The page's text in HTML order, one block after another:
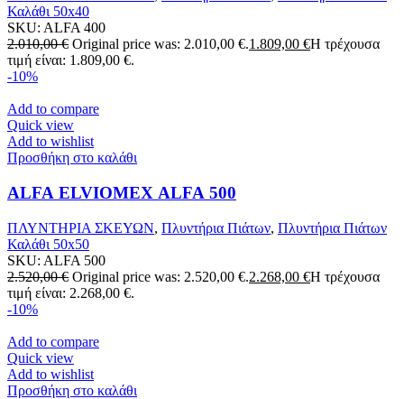
Καλάθι 50x40
SKU: ALFA 400
2.010,00€ Original price was: 2.010,00 €.1.809,00 €Η τρέχουσα
τιμή είναι: 1.809,00 €.
-10%
Add to compare
Quick view
Add to wishlist
Προσθήκη στο καλάθι
ALFA ELVIOMEX ALFA 500
ΠΛΥΝΤΗΡΙΑ ΣΚΕΥΩΝ, Πλυντήρια Πιάτων, Πλυντήρια Πιάτων
Καλάθι 50x50
SKU: ALFA 500
2.520,00€ Original price was: 2.520,00 €.2.268,00 €Η τρέχουσα
τιμή είναι: 2.268,00 €.
-10%
Add to compare
Quick view
Add to wishlist
Προσθήκη στο καλάθι